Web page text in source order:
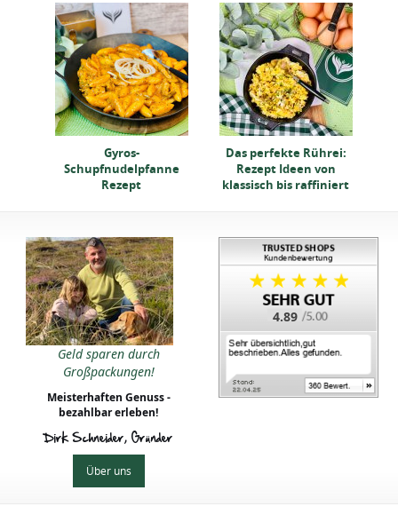
Gyros-
Schupfnudelpfanne
Rezept
Das perfekte Rührei:
Rezept Ideen von
klassisch bis raffiniert
Geld sparen durch
Großpackungen!
Meisterhaften Genuss -
bezahlbar erleben!
Dirk Schneider, Gründer
Über uns
4.89